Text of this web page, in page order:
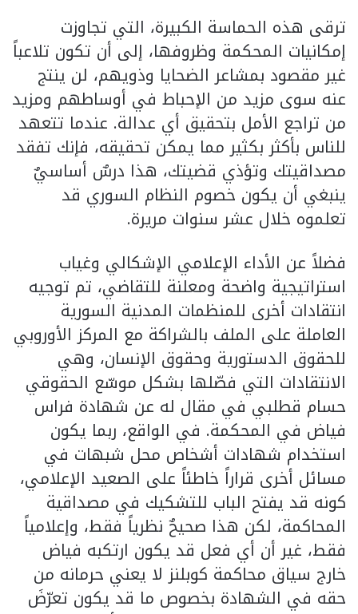
ترقى هذه الحماسة الكبيرة، التي تجاوزت
إمكانيات المحكمة وظروفها، إلى أن تكون تلاعباً
غير مقصود بمشاعر الضحايا وذويهم، لن ينتج
عنه سوى مزيد من الإحباط في أوساطهم ومزيد
من تراجع الأمل بتحقيق أي عدالة. عندما تتعهد
للناس بأكثر بكثير مما يمكن تحقيقه، فإنك تفقد
مصداقيتك وتؤذي قضيتك، هذا درسٌ أساسيٌ
ينبغي أن يكون خصوم النظام السوري قد
تعلموه خلال عشر سنوات مريرة.
فضلاً عن الأداء الإعلامي الإشكالي وغياب
استراتيجية واضحة ومعلنة للتقاضي، تم توجيه
انتقادات أخرى للمنظمات المدنية السورية
العاملة على الملف بالشراكة مع المركز الأوروبي
للحقوق الدستورية وحقوق الإنسان، وهي
الانتقادات التي فصّلها بشكل موسّع الحقوقي
حسام قطلبي في مقال له عن شهادة فراس
فياض في المحكمة. في الواقع، ربما يكون
استخدام شهادات أشخاص محل شبهات في
مسائل أخرى قراراً خاطئاً على الصعيد الإعلامي،
كونه قد يفتح الباب للتشكيك في مصداقية
المحاكمة، لكن هذا صحيحٌ نظرياً فقط، وإعلامياً
فقط، غير أن أي فعل قد يكون ارتكبه فياض
خارج سياق محاكمة كوبلنز لا يعني حرمانه من
حقه في الشهادة بخصوص ما قد يكون تعرّضَ